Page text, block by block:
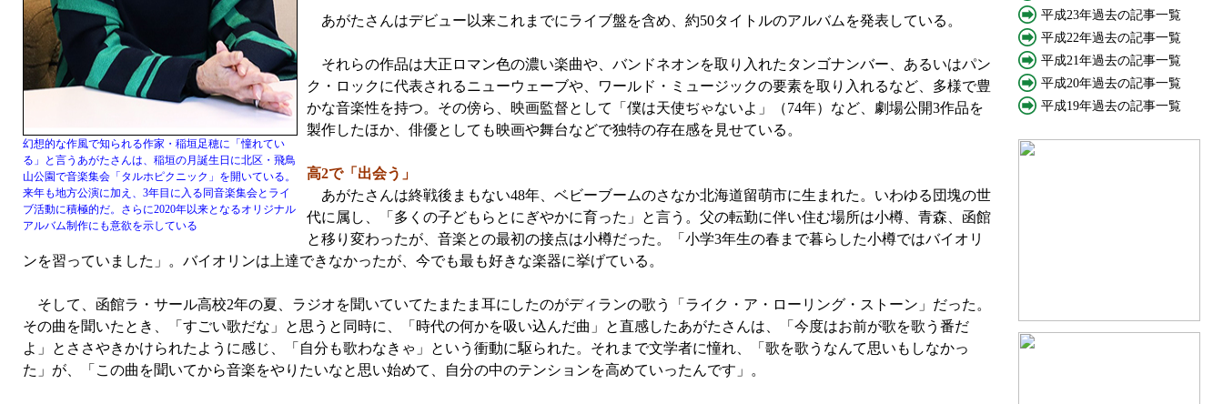
幻想的な作風で知られる作家・稲垣足穂に「憧れてい
る」と言うあがたさんは、稲垣の月誕生日に北区・飛鳥
山公園で音楽集会「タルホピクニック」を開いている。
来年も地方公演に加え、3年目に入る同音楽集会とライ
ブ活動に積極的だ。さらに2020年以来となるオリジナル
アルバム制作にも意欲を示している
あがたさんはデビュー以来これまでにライブ盤を含め、約50タイトルのアルバムを発表している。
それらの作品は大正ロマン色の濃い楽曲や、バンドネオンを取り入れたタンゴナンバー、あるいはパン
ク・ロックに代表されるニューウェーブや、ワールド・ミュージックの要素を取り入れるなど、多様で豊
かな音楽性を持つ。その傍ら、映画監督として「僕は天使ぢゃないよ」（74年）など、劇場公開3作品を
製作したほか、俳優としても映画や舞台などで独特の存在感を見せている。
高2で「出会う」
あがたさんは終戦後まもない48年、ベビーブームのさなか北海道留萌市に生まれた。いわゆる団塊の世
代に属し、「多くの子どもらとにぎやかに育った」と言う。父の転勤に伴い住む場所は小樽、青森、函館
と移り変わったが、音楽との最初の接点は小樽だった。「小学3年生の春まで暮らした小樽ではバイオリ
ンを習っていました」。バイオリンは上達できなかったが、今でも最も好きな楽器に挙げている。
そして、函館ラ・サール高校2年の夏、ラジオを聞いていてたまたま耳にしたのがディランの歌う「ライク・ア・ローリング・ストーン」だった。
その曲を聞いたとき、「すごい歌だな」と思うと同時に、「時代の何かを吸い込んだ曲」と直感したあがたさんは、「今度はお前が歌を歌う番だ
よ」とささやきかけられたように感じ、「自分も歌わなきゃ」という衝動に駆られた。それまで文学者に憧れ、「歌を歌うなんて思いもしなかっ
た」が、「この曲を聞いてから音楽をやりたいなと思い始めて、自分の中のテンションを高めていったんです」。
平成23年過去の記事一覧
平成22年過去の記事一覧
平成21年過去の記事一覧
平成20年過去の記事一覧
平成19年過去の記事一覧